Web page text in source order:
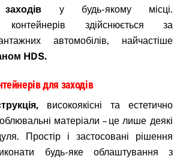
у будь-якому місці.
контейнерів здійснюється за
автомобілів, найчастіше
HDS.
для заходів
високоякісні та естетично
матеріали – це лише деякі
Простір і застосовані рішення
будь-яке облаштування з